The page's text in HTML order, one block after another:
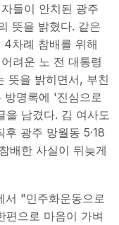
들이 안치된 광주
뜻을 밝혔다. 같은
차례 참배를 위해
려운 노 전 대통령
뜻을 밝히면서, 부친
방명록에 '진심으로
을 남겼다. 김 여사도
광주 망월동 5·18
배한 사실이 뒤늦게
서 "민주화운동으로
편으로 마음이 가벼